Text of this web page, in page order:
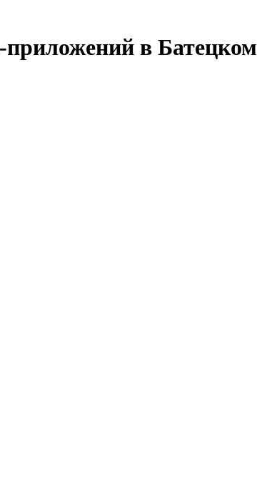
приложений в Батецком